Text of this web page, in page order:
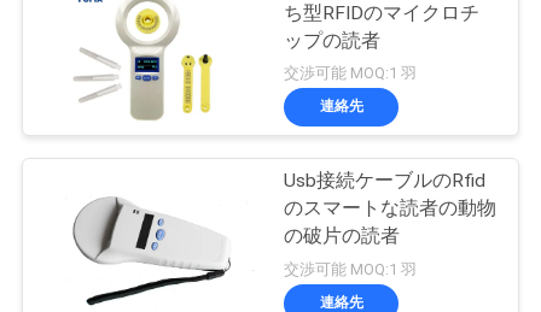
ち型RFIDのマイクロチ
ップの読者
交渉可能 MOQ:1 羽
連絡先
Usb接続ケーブルのRfid
のスマートな読者の動物
の破片の読者
交渉可能 MOQ:1 羽
連絡先